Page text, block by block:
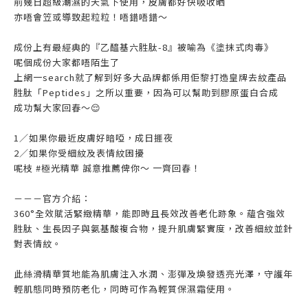
亦唔會笠或導致起粒粒！唔錯唔錯～
成份上有最經典的『乙醯基六胜肽-8』被喻為《塗抹式肉毒》
呢個成份大家都唔陌生了
上網一search就了解到好多大品牌都係用佢黎打造皇牌去紋產品
胜肽「Peptides」之所以重要，因為可以幫助到膠原蛋白合成
成功幫大家回春～😌
1／如果你最近皮膚好暗啞，成日捱夜
2／如果你受細紋及表情紋困擾
呢枝 #極光精華 誠意推薦俾你～ 一齊回春！
－－－官方介紹：
360°全效賦活緊緻精華，能即時且長效改善老化跡象。蘊含強效
胜肽、生長因子與氨基酸複合物，提升肌膚緊實度，改善細紋並針
對表情紋。
此絲滑精華質地能為肌膚注入水潤、澎彈及煥發透亮光澤，守護年
輕肌態同時預防老化，同時可作為輕質保濕霜使用。